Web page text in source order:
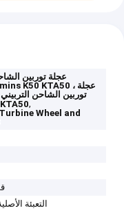
عجلة توربين
توربين الشاحن التربيني
,
Wheel and
التعبئة